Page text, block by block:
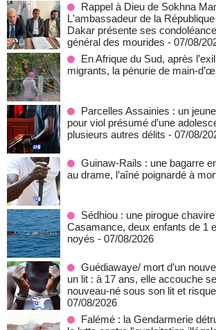
Rappel à Dieu de Sokhna
L'ambassadeur de la
Dakar présente ses
général des mourides - 07/08/
En Afrique du Sud, après
migrants, la pénurie de main-
Parcelles Assainies : un
pour viol présumé d’une
plusieurs autres délits - 07/08/
Guinaw-Rails : une bagarre
au drame, l’aîné poignardé à
Sédhiou : une pirogue
Casamance, deux enfants de 1
noyés - 07/08/2026
Guédiawaye/ mort d’un
un lit : à 17 ans, elle accouche
nouveau-né sous son lit et
07/08/2026
Falémé : la Gendarmerie